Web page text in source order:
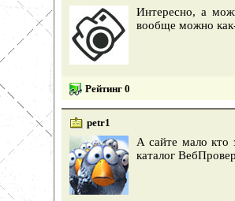
Интересно, а
вообще можно
Рейтинг 0
petr1
А сайте мало кто
каталог